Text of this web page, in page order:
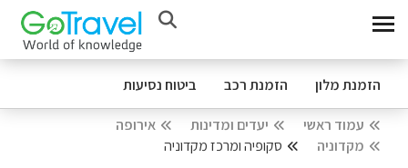
הזמנת מלון הזמנת רכב ביטוח נסיעות
עמוד ראשי יעדים ומדינות
אירופה
מקדוניה
סקופיה ומרכז מקדוניה